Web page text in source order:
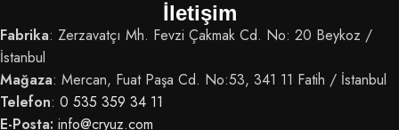
İletişim
Fabrika: Zerzavatçı Mh. Fevzi Çakmak Cd. No: 20 Beykoz /
İstanbul
Mağaza: Mercan, Fuat Paşa Cd. No:53, 341 11 Fatih / İstanbul
Telefon: 0 535 359 34 11
E-Posta: info@cryuz.com